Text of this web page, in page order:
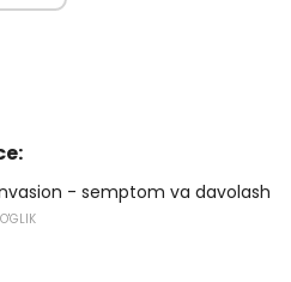
- semptom va davolash